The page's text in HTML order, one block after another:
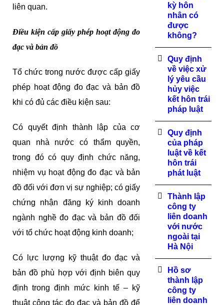
liên quan.
Điều kiện cấp giấy phép hoạt động đo
đạc và bản đồ
Tổ chức trong nước được cấp giấy
phép hoạt động đo đạc và bản đồ
khi có đủ các điều kiện sau:
Có quyết định thành lập của cơ
quan nhà nước có thẩm quyền,
trong đó có quy định chức năng,
nhiệm vụ hoạt động đo đạc và bản
đồ đối với đơn vị sự nghiệp; có giấy
chứng nhận đăng ký kinh doanh
ngành nghề đo đạc và bản đồ đối
với tổ chức hoạt động kinh doanh;
Có lực lượng kỹ thuật đo đạc và
bản đồ phù hợp với định biên quy
định trong định mức kinh tế – kỹ
thuật công tác đo đạc và bản đồ để
kỳ hôn
nhân có
được
không?
Quy định
về việc xử
lý yêu cầu
hủy việc
kết hôn trái
pháp luật
Quy định
của pháp
luật về kết
hôn trái
phát luật
Thành lập
công ty
liên doanh
với nước
ngoài tại
Hà Nội
Hồ sơ
thành lập
công ty
liên doanh